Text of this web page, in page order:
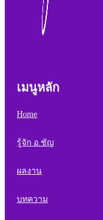
เมนูหลัก
Home
รู้จัก อ.ชัญ
ผลงาน
บทความ